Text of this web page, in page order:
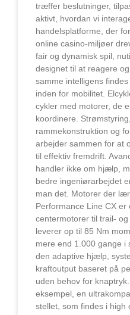
træffer beslutninger,
aktivt, hvordan vi
handelsplatforme, der
online casino-miljøer
fair og dynamisk spil,
designet til at reagere
samme intelligens
inden for mobilitet.
cykler med motorer, de
koordinere.
rammekonstruktion og
arbejder sammen for at
til effektiv fremdrift.
handler ikke om hjælp,
bedre ingeniørarbejdet
man det. Motorer der
Performance Line CX
centermotorer til trail-
leverer op til 85 Nm
mere end 1.000 gange
den adaptive hjælp,
kraftoutput baseret på
uden behov for
eksempel, en
stellet, som findes i high